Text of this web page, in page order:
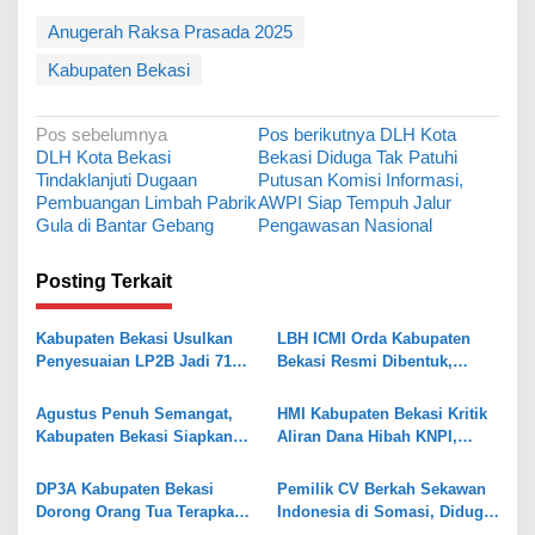
Anugerah Raksa Prasada 2025
Kabupaten Bekasi
N
a
v
i
g
a
s
i
p
o
s
Pos sebelumnya
DLH Kota Bekasi
Tindaklanjuti Dugaan
Pembuangan Limbah Pabrik
Gula di Bantar Gebang
Pos berikutnya DLH Kota
Bekasi Diduga Tak Patuhi
Putusan Komisi Informasi,
AWPI Siap Tempuh Jalur
Pengawasan Nasional
Posting Terkait
Kabupaten Bekasi Usulkan
Penyesuaian LP2B Jadi 71
Industri dan Pertanian
LBH ICMI Orda Kabupaten
Bekasi Resmi Dibentuk,
Pendampingan Hukum
Agustus Penuh Semangat,
Kabupaten Bekasi Siapkan
Hari Besar
HMI Kabupaten Bekasi Kritik
Aliran Dana Hibah KNPI,
DP3A Kabupaten Bekasi
Dorong Orang Tua Terapkan
Pemilik CV Berkah Sekawan
Indonesia di Somasi, Diduga